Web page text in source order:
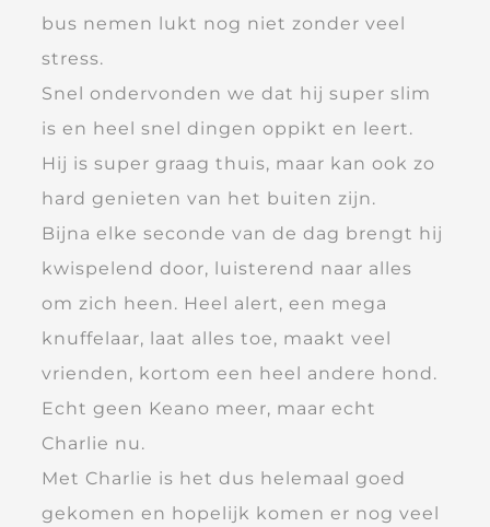
bus nemen lukt nog niet zonder veel
stress.
Snel ondervonden we dat hij super slim
is en heel snel dingen oppikt en leert.
Hij is super graag thuis, maar kan ook zo
hard genieten van het buiten zijn.
Bijna elke seconde van de dag brengt hij
kwispelend door, luisterend naar alles
om zich heen. Heel alert, een mega
knuffelaar, laat alles toe, maakt veel
vrienden, kortom een heel andere hond.
Echt geen Keano meer, maar echt
Charlie nu.
Met Charlie is het dus helemaal goed
gekomen en hopelijk komen er nog veel